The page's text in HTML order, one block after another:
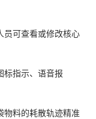
员可查看或修改核心
标指示、语音报
物料的耗散轨迹精准